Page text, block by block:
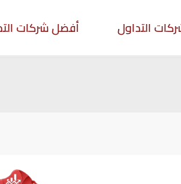
التداول أفضل شركات